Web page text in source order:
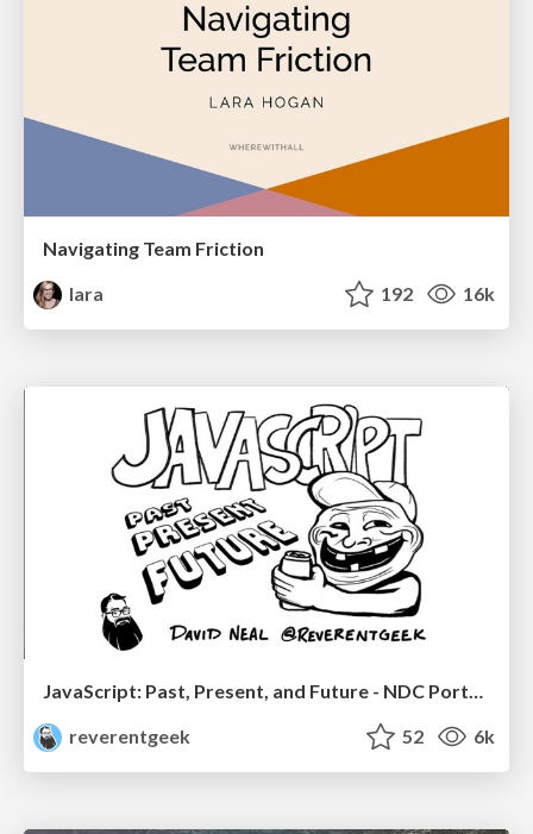
Navigating Team Friction
lara
192 16k
JavaScript: Past, Present, and Future - NDC Porto 2020
reverentgeek
52 6k